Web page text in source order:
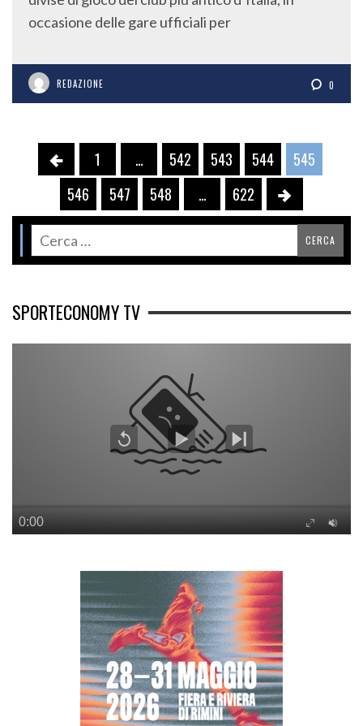
occasione delle gare ufficiali per
REDAZIONE 0
1 … 542 543 544
545
546
547 548 … 622
SPORTECONOMY TV